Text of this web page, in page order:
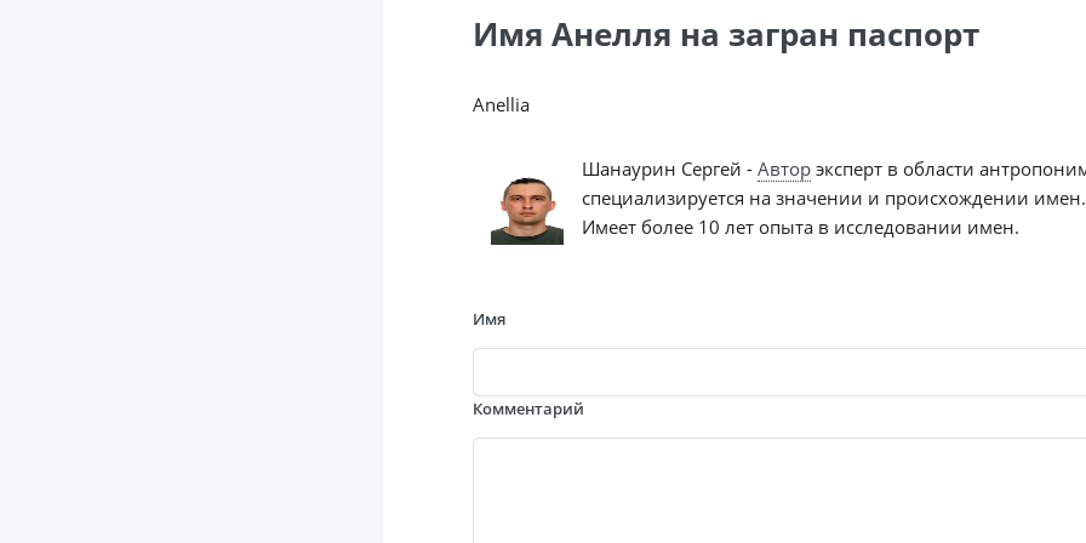
Имя Анелля на загран паспорт
Anellia
Шанаурин Сергей - Авторэксперт в области
специализируется на значении и происхождении имен.
Имеет более 10 лет опыта в исследовании имен.
Имя
Комментарий